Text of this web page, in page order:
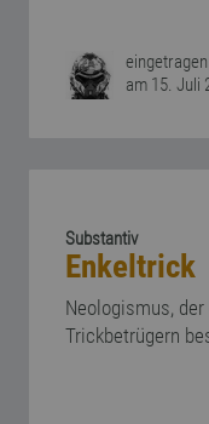
am 15. Juli
Substantiv
Enkeltrick
Neologismus,
Trickbetrügern